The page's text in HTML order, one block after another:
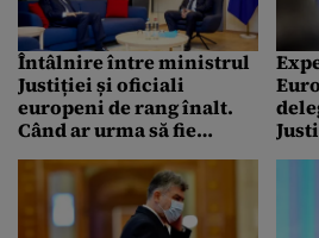
Întâlnire între ministrul
Justiției și oficiali
europeni de rang înalt.
Când ar urma să fie
Specială